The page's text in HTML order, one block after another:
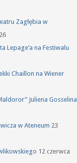
Zagłębia w
Lepage’a na Festiwalu
Chaillon na Wiener
Juliena Gosselina
w Ateneum 23
12 czerwca